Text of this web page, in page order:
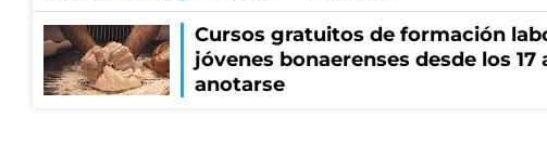
Cursos gratuitos de formación
jóvenes bonaerenses desde los 17
anotarse